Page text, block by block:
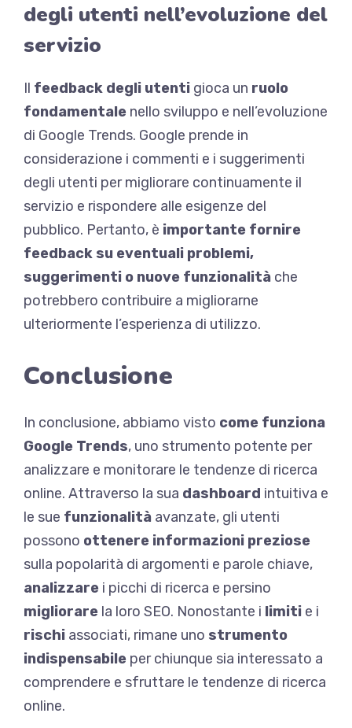
degli utenti nell’evoluzione del
servizio
Il feedback degli utenti gioca un ruolo
fondamentale nello sviluppo e nell’evoluzione
di Google Trends. Google prende in
considerazione i commenti e i suggerimenti
degli utenti per migliorare continuamente il
servizio e rispondere alle esigenze del
pubblico. Pertanto, è importante fornire
feedback su eventuali problemi,
suggerimenti o nuove funzionalità che
potrebbero contribuire a migliorarne
ulteriormente l’esperienza di utilizzo.
Conclusione
In conclusione, abbiamo visto come funziona
Google Trends, uno strumento potente per
analizzare e monitorare le tendenze di ricerca
online. Attraverso la sua dashboard intuitiva e
le sue funzionalità avanzate, gli utenti
possono ottenere informazioni preziose
sulla popolarità di argomenti e parole chiave,
analizzare i picchi di ricerca e persino
migliorare la loro SEO. Nonostante i limiti e i
rischi associati, rimane uno strumento
indispensabile per chiunque sia interessato a
comprendere e sfruttare le tendenze di ricerca
online.